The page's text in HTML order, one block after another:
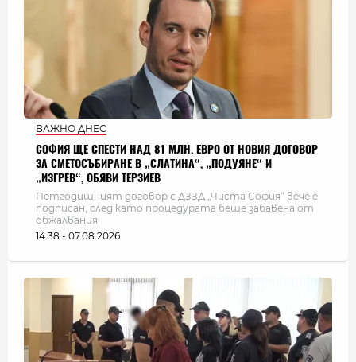
ВАЖНО ДНЕС
СОФИЯ ЩЕ СПЕСТИ НАД 81 МЛН. ЕВРО ОТ НОВИЯ ДОГОВОР
ЗА СМЕТОСЪБИРАНЕ В „СЛАТИНА“, „ПОДУЯНЕ“ И
„ИЗГРЕВ“, ОБЯВИ ТЕРЗИЕВ
Петгодишният договор с ДЗЗД „Чиста София“ вече е
подписан, след като процедурата беше забавена от
обжалвания
14:38 - 07.08.2026